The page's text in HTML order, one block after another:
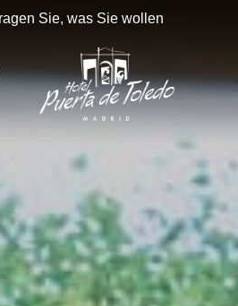
Sie, was Sie wollen